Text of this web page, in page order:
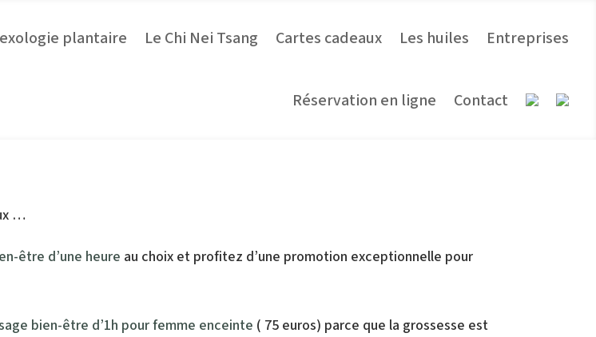
plantaire Le Chi Nei Tsang Cartes cadeaux Les huiles Entreprises
Réservation en ligne Contact
…
être d’une heure au choix et profitez d’une promotion exceptionnelle pour
bien-être d’1h pour femme enceinte ( 75 euros) parce que la grossesse est